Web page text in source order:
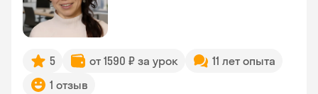
5 от 1590 ₽ за урок
11 лет опыта
1 отзыв